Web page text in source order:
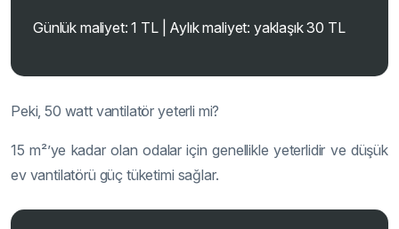
Günlük maliyet: 1 TL | Aylık maliyet: yaklaşık 30 TL
Peki, 50 watt vantilatör yeterli mi?
15 m²’ye kadar olan odalar için genellikle yeterlidir ve düşük
ev vantilatörü güç tüketimi sağlar.